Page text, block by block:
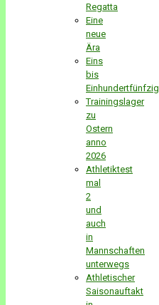
Regatta
Eine
neue
Ära
Eins
bis
Einhundertfünfzig
Trainingslager
zu
Ostern
anno
2026
Athletiktest
mal
2
und
auch
in
Mannschaften
unterwegs
Athletischer
Saisonauftakt